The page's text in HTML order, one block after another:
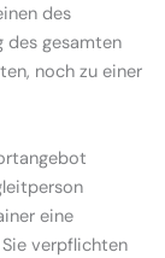
des
des gesamten
noch zu einer
eine
verpflichten